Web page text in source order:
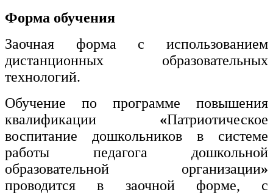
Форма обучения
Заочная форма с использованием
дистанционных образовательных
технологий.
Обучение по программе повышения
квалификации «Патриотическое
воспитание дошкольников в системе
работы педагога дошкольной
образовательной организации»
проводится в заочной форме, с